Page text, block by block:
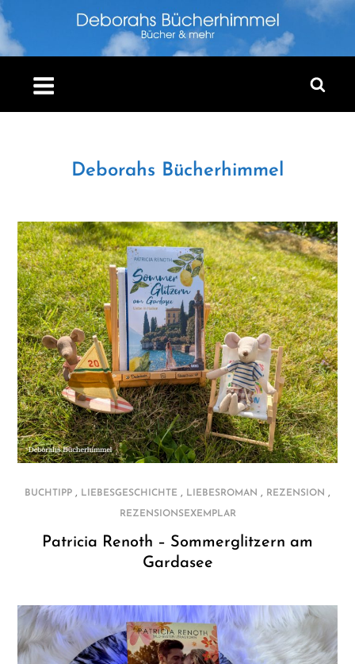
Skip
to
content
Deborahs Bücherhimmel
BUCHTIPP , LIEBESGESCHICHTE , LIEBESROMAN , REZENSION ,
REZENSIONSEXEMPLAR
Patricia Renoth – Sommerglitzern am
Gardasee